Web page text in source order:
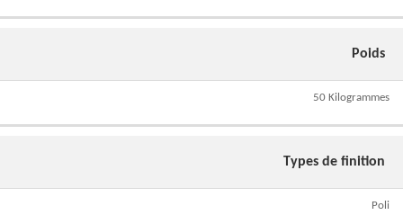
Poids
50 Kilogrammes
Types de finition
Poli